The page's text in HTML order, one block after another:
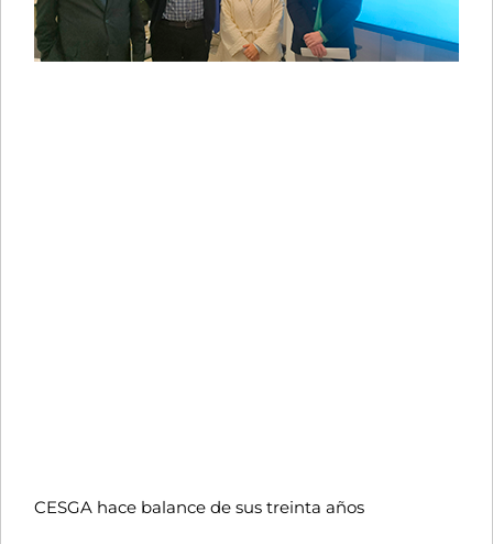
CESGA hace balance de sus treinta años